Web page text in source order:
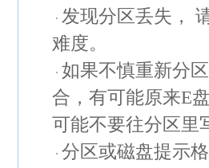
发现分区丢失，
难度。
如果不慎重新分
合，有可能原来E
可能不要往分区里
分区或磁盘提示